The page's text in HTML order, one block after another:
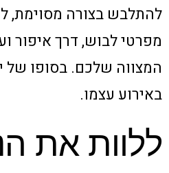
להתלבש בצורה מסוימת,
מפרטי לבוש, דרך איפור
המצווה שלכם. בסופו של
באירוע עצמו.
ללוות את